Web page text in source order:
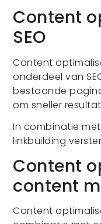
Content
SEO
Content
onderdeel van
bestaande
om sneller
In combinatie
linkbuilding
Content
content
Content